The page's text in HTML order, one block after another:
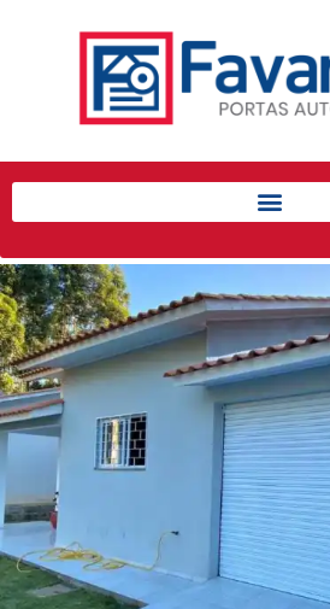
Início
Porta